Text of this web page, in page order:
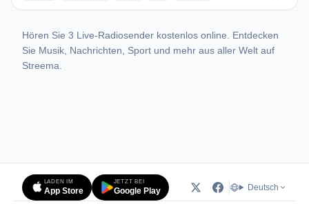
Hören Sie 3 Live-Radiosender kostenlos online. Entdecken
Sie Musik, Nachrichten, Sport und mehr aus aller Welt auf
Streema.
LADEN IM
App Store
JETZT BEI
Google Play Deutsch